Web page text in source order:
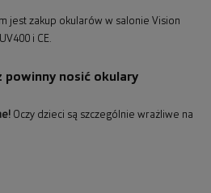
jest zakup okularów w salonie Vision
i CE.
powinny nosić okulary
Oczy dzieci są szczególnie wrażliwe na